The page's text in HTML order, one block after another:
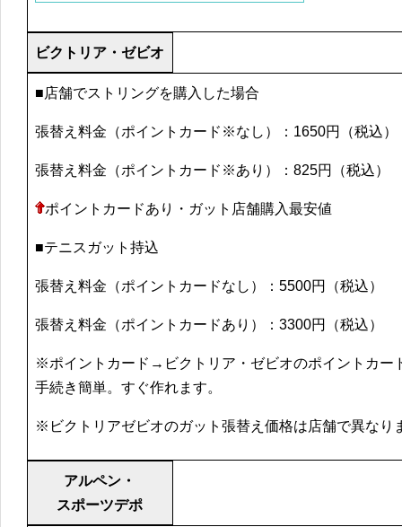
ビクトリア・ゼビオ
■店舗でストリングを購入した場合
張替え料金（ポイントカード※なし）：1650円（税込）
張替え料金（ポイントカード※あり）：825円（税込）
ポイントカードあり・ガット店舗購入最安値
■テニスガット持込
張替え料金（ポイントカードなし）：5500円（税込）
張替え料金（ポイントカードあり）：3300円（税込）
※ポイントカード→ビクトリア・ゼビオのポイントカー
手続き簡単。すぐ作れます。
※ビクトリアゼビオのガット張替え価格は店舗で異なり
アルペン・
スポーツデポ